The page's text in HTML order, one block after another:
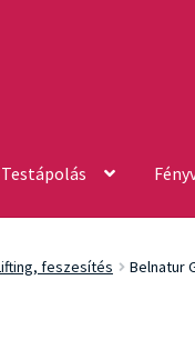
Testápolás
feszesítés Belnatur